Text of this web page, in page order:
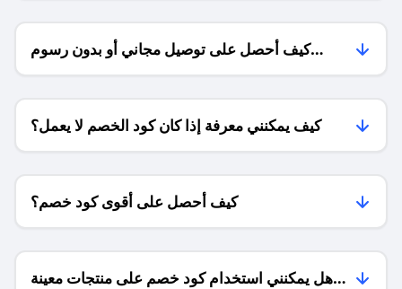
كيف أحصل على توصيل مجاني أو بدون رسوم
الشحن ؟
كيف يمكنني معرفة إذا كان كود الخصم لا يعمل؟
كيف أحصل على أقوى كود خصم؟
هل يمكنني استخدام كود خصم على منتجات معينة